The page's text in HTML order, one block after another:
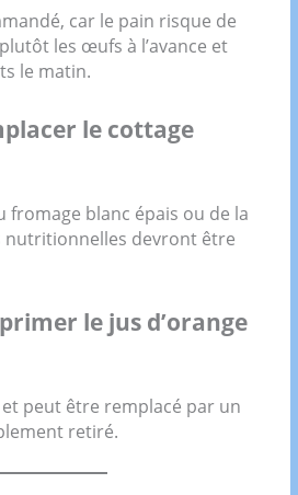
car le pain risque de
les œufs à l’avance et
le matin.
le cottage
fromage blanc épais ou de la
nutritionnelles devront être
le jus d’orange
peut être remplacé par un
retiré.